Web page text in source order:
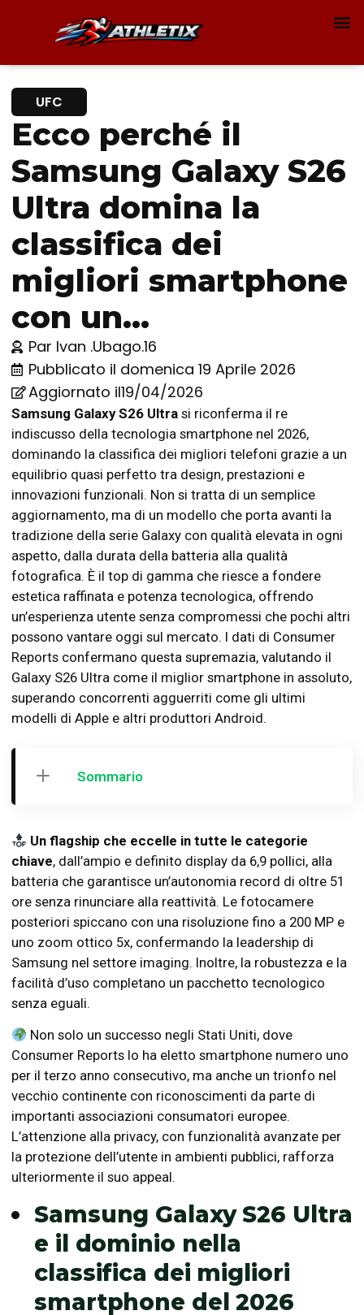
UFC
Ecco perché il
Samsung Galaxy S26
Ultra domina la
classifica dei
migliori smartphone
con un…
Par Ivan .Ubago.16
Pubblicato il domenica 19 Aprile 2026
Aggiornato il19/04/2026
Samsung Galaxy S26 Ultra si riconferma il re
indiscusso della tecnologia smartphone nel 2026,
dominando la classifica dei migliori telefoni grazie a un
equilibrio quasi perfetto tra design, prestazioni e
innovazioni funzionali. Non si tratta di un semplice
aggiornamento, ma di un modello che porta avanti la
tradizione della serie Galaxy con qualità elevata in ogni
aspetto, dalla durata della batteria alla qualità
fotografica. È il top di gamma che riesce a fondere
estetica raffinata e potenza tecnologica, offrendo
un’esperienza utente senza compromessi che pochi altri
possono vantare oggi sul mercato. I dati di Consumer
Reports confermano questa supremazia, valutando il
Galaxy S26 Ultra come il miglior smartphone in assoluto,
superando concorrenti agguerriti come gli ultimi
modelli di Apple e altri produttori Android.
Sommario
Un flagship che eccelle in tutte le categorie
chiave, dall’ampio e definito display da 6,9 pollici, alla
batteria che garantisce un’autonomia record di oltre 51
ore senza rinunciare alla reattività. Le fotocamere
posteriori spiccano con una risoluzione fino a 200 MP e
uno zoom ottico 5x, confermando la leadership di
Samsung nel settore imaging. Inoltre, la robustezza e la
facilità d’uso completano un pacchetto tecnologico
senza eguali.
Non solo un successo negli Stati Uniti, dove
Consumer Reports lo ha eletto smartphone numero uno
per il terzo anno consecutivo, ma anche un trionfo nel
vecchio continente con riconoscimenti da parte di
importanti associazioni consumatori europee.
L’attenzione alla privacy, con funzionalità avanzate per
la protezione dell’utente in ambienti pubblici, rafforza
ulteriormente il suo appeal.
Samsung Galaxy S26 Ultra
e il dominio nella
classifica dei migliori
smartphone del 2026